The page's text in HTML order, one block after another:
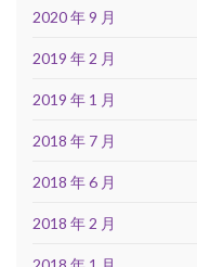
2020 年 9 月
2019 年 2 月
2019 年 1 月
2018 年 7 月
2018 年 6 月
2018 年 2 月